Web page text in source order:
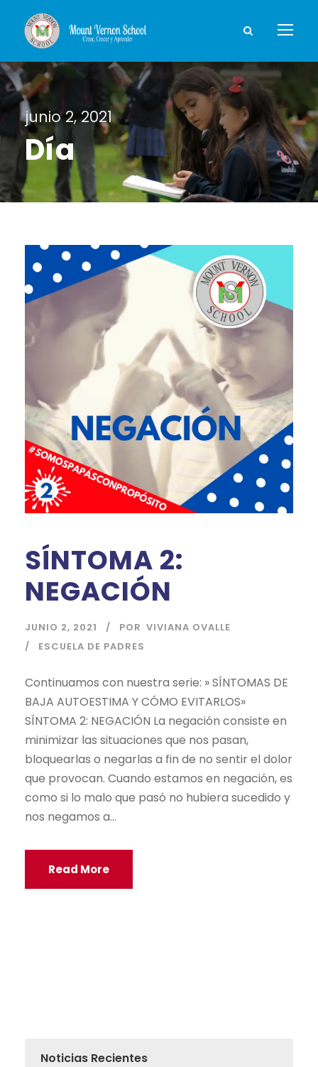
junio 2, 2021
Día
SÍNTOMA 2:
NEGACIÓN
JUNIO 2, 2021 POR VIVIANA OVALLE
ESCUELA DE PADRES
Continuamos con nuestra serie: » SÍNTOMAS DE
BAJA AUTOESTIMA Y CÓMO EVITARLOS»
SÍNTOMA 2: NEGACIÓN La negación consiste en
minimizar las situaciones que nos pasan,
bloquearlas o negarlas a fin de no sentir el dolor
que provocan. Cuando estamos en negación, es
como si lo malo que pasó no hubiera sucedido y
nos negamos a...
Read More
Noticias Recientes